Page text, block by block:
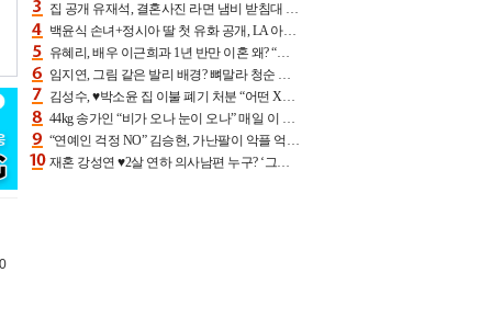
집 공개 유재석, 결혼사진 라면 냄비 받침대 되고 분노‥가족사진도 피해(놀뭐)[어제TV]
백윤식 손녀+정시아 딸 첫 유화 공개, LA 아트쇼→서울국제조각페스타 작가다운 수준급 실력
유혜리, 배우 이근희과 1년 반만 이혼 왜? “식칼 꽂고 의자 던져” 충격 폭로(특종)[어제TV]
임지연, 그림 같은 발리 배경? 뼈말라 청순 비키니 핏에 상대 안 되네
김성수, ♥박소윤 집 이불 폐기 처분 “어떤 X이랑 썼을지 몰라” 질투(신랑수업2)[어제TV]
44kg 송가인 “비가 오나 눈이 오나” 매일 이 운동, 허벅지 근육량 상승+체지방 감소
“연예인 걱정 NO” 김승현, 가난팔이 악플 억울할만‥아내+딸과 日 여행
재혼 강성연 ♥2살 연하 의사남편 누구? ‘그알’ 자문의에 훈남 비주얼 초엘리트 스펙 [종합]